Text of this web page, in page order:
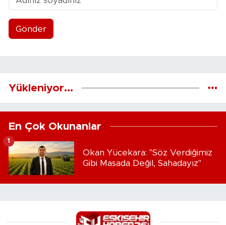
Gönder
Yükleniyor...
En Çok Okunanlar
Okan Yücekara: "Söz Verdiğimiz
Gibi Masada Değil, Sahadayız"
1